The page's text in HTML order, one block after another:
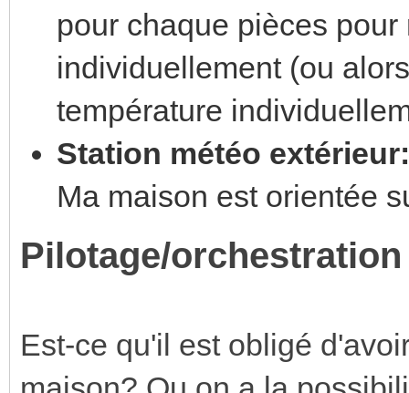
pour chaque pièces
individuellement (ou
température
Station météo extérieur:
Ma maison est orientée
Pilotage/
Est-ce qu'il est obligé